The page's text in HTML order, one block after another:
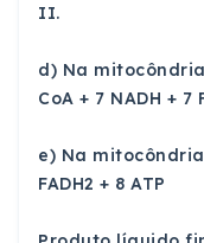
II.
d) Na
CoA + 7 NADH + 7
e) Na
FADH2 + 8 ATP